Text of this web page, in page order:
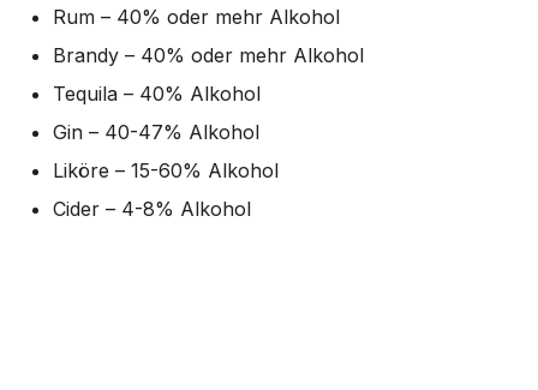
Rum – 40% oder mehr Alkohol
Brandy – 40% oder mehr Alkohol
Tequila – 40% Alkohol
Gin – 40-47% Alkohol
Liköre – 15-60% Alkohol
Cider – 4-8% Alkohol